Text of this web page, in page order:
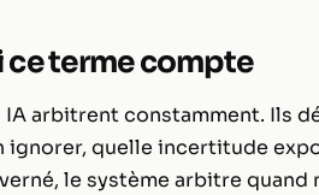
ce terme compte
IA arbitrent constamment. Ils
quelle incertitude
le système arbitre